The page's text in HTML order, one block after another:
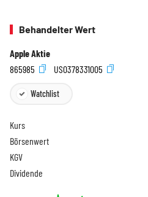
Behandelter Wert
Apple Aktie
865985
US0378331005
Watchlist
Kurs
Börsenwert
KGV
Dividende